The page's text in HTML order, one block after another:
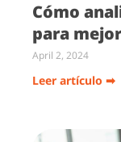
Cómo
para
April 2, 2024
Leer artículo ➡